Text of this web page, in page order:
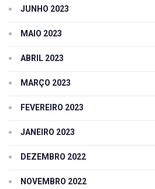
JUNHO 2023
MAIO 2023
ABRIL 2023
MARÇO 2023
FEVEREIRO 2023
JANEIRO 2023
DEZEMBRO 2022
NOVEMBRO 2022